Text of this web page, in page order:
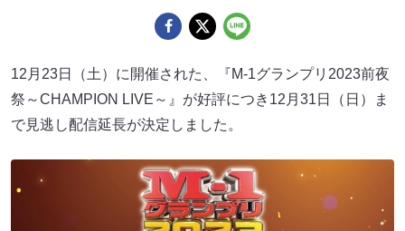
12月23日（土）に開催された、『M-1グランプリ2023前夜
祭～CHAMPION LIVE～』が好評につき12月31日（日）ま
で見逃し配信延長が決定しました。